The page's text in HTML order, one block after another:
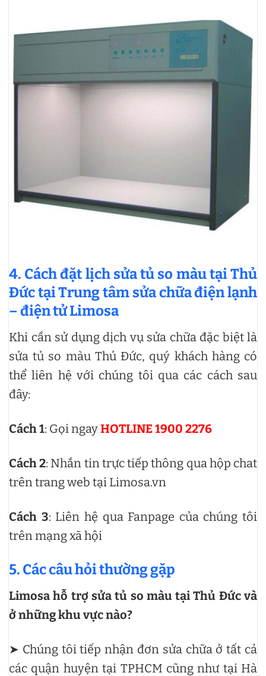
4. Cách đặt lịch sửa tủ so màu tại Thủ
Đức tại Trung tâm sửa chữa điện lạnh
– điện tử Limosa
Khi cần sử dụng dịch vụ sửa chữa đặc biệt là
sửa tủ so màu Thủ Đức, quý khách hàng có
thể liên hệ với chúng tôi qua các cách sau
đây:
Cách 1: Gọi ngayHOTLINE 1900 2276
Cách 2: Nhắn tin trực tiếp thông qua hộp chat
trên trang web tại Limosa.vn
Cách 3: Liên hệ qua Fanpage của chúng tôi
trên mạng xã hội
5. Các câu hỏi thường gặp
Limosa hỗ trợ sửa tủ so màu tại Thủ Đức và
ở những khu vực nào?
➤ Chúng tôi tiếp nhận đơn sửa chữa ở tất cả
các quận huyện tại TPHCM cũng như tại Hà